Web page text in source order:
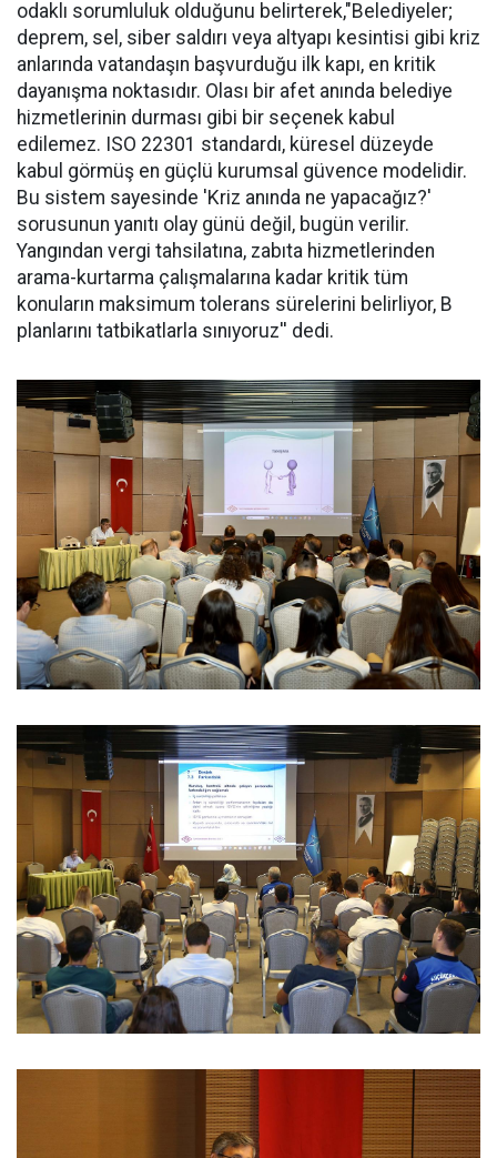
odaklı sorumluluk olduğunu belirterek,"Belediyeler;
deprem, sel, siber saldırı veya altyapı kesintisi gibi kriz
anlarında vatandaşın başvurduğu ilk kapı, en kritik
dayanışma noktasıdır. Olası bir afet anında belediye
hizmetlerinin durması gibi bir seçenek kabul
edilemez. ISO 22301 standardı, küresel düzeyde
kabul görmüş en güçlü kurumsal güvence modelidir.
Bu sistem sayesinde 'Kriz anında ne yapacağız?'
sorusunun yanıtı olay günü değil, bugün verilir.
Yangından vergi tahsilatına, zabıta hizmetlerinden
arama-kurtarma çalışmalarına kadar kritik tüm
konuların maksimum tolerans sürelerini belirliyor, B
planlarını tatbikatlarla sınıyoruz'' dedi.